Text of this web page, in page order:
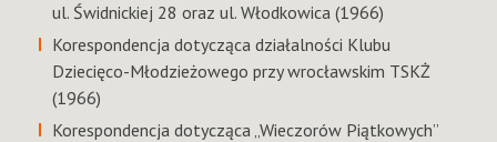
ul. Świdnickiej 28 oraz ul. Włodkowica (1966)
Korespondencja dotycząca działalności Klubu
Dziecięco-Młodzieżowego przy wrocławskim TSKŻ
(1966)
Korespondencja dotycząca „Wieczorów Piątkowych”